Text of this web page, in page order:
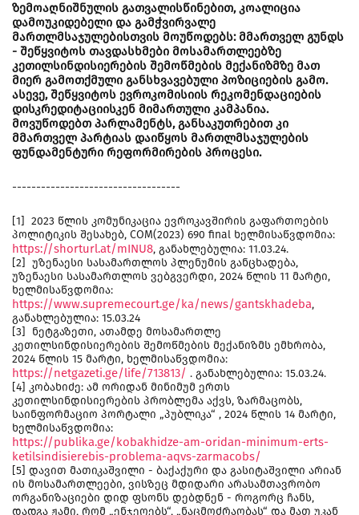
ზემოაღნიშნულის გათვალისწინებით, კოალიცია
დამოუკიდებელი და გამჭვირვალე
მართლმსაჯულებისთვის მოუწოდებს: მმართველ გუნდს
- შეწყვიტოს თავდასხმები მოსამართლეებზე
კეთილსინდისიერების შემოწმების მექანიზმზე მათ
მიერ გამოთქმული განსხვავებული პოზიციების გამო.
ასევე, შეწყვიტოს ევროკომისიის რეკომენდაციების
დისკრედიტაციისკენ მიმართული კამპანია.
მოვუწოდებთ პარლამენტს, განსაკუთრებით კი
მმართველ პარტიას დაიწყოს მართლმსაჯულების
ფუნდამენტური რეფორმირების პროცესი.
-----------------------------------
[1] 2023 წლის კომუნიკაცია ევროკავშირის გაფართოების
პოლიტიკის შესახებ, COM(2023) 690 final ხელმისაწვდომია:
https://shorturl.at/mINU8, განახლებულია: 11.03.24.
[2] უზენაესი სასამართლოს პლენუმის განცხადება,
უზენაესი სასამართლოს ვებგვერდი, 2024 წლის 11 მარტი,
ხელმისაწვდომია:
https://www.supremecourt.ge/ka/news/gantskhadeba,
განახლებულია: 15.03.24
[3] ნეტგაზეთი, ათამდე მოსამართლე
კეთილსინდისიერების შემოწმების მექანიზმს ემხრობა,
2024 წლის 15 მარტი, ხელმისაწვდომია:
https://netgazeti.ge/life/713813/ . განახლებულია: 15.03.24.
[4] კობახიძე: ამ ორიდან მინიმუმ ერთს
კეთილსინდისიერების პრობლემა აქვს, ზარმაცობს,
საინფორმაციო პორტალი „პუბლიკა“ , 2024 წლის 14 მარტი,
ხელმისაწვდომია:
https://publika.ge/kobakhidze-am-oridan-minimum-erts-
ketilsindisierebis-problema-aqvs-zarmacobs/
[5] დავით მათიკაშვილი - ბაქაქური და გასიტაშვილი არიან
ის მოსამართლეები, ვისზეც მდიდარი არასამთავრობო
ორგანიზაციები დიდ ფსონს დებდნენ - როგორც ჩანს,
დადგა ჟამი, რომ „ენჯეოებს“, „ნაცმოძრაობას“ და მათ უკან